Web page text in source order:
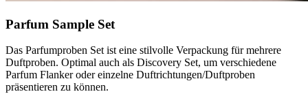
Parfum Sample Set
Das Parfumproben Set ist eine stilvolle Verpackung für mehrere
Duftproben. Optimal auch als Discovery Set, um verschiedene
Parfum Flanker oder einzelne Duftrichtungen/Duftproben
präsentieren zu können.